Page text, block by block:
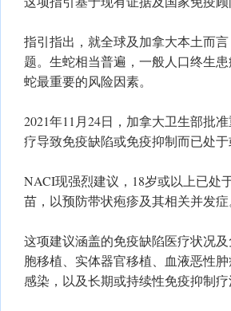
指引指出，就全球及加拿大本土而
题。生蛇相当普遍，一般人口终生
蛇最重要的风险因素。
2021年11月24日，加拿大卫生部批
疗导致免疫缺陷或免疫抑制而已处
NACI现强烈建议，18岁或以上已处
苗，以预防带状疱疹及其相关并发
这项建议涵盖的免疫缺陷医疗状况
胞移植、实体器官移植、血液恶性
感染，以及长期或持续性免疫抑制疗